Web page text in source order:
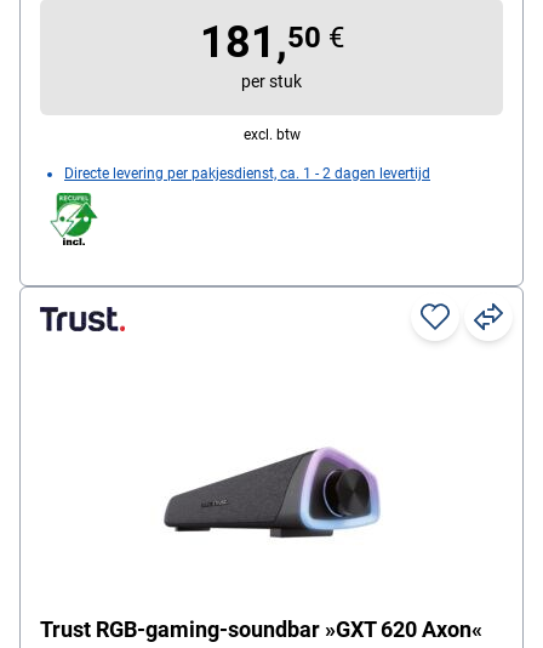
181,50 €
per stuk
excl. btw
Directe levering per pakjesdienst, ca. 1 - 2 dagen levertijd
Trust RGB-gaming-soundbar »GXT 620 Axon«